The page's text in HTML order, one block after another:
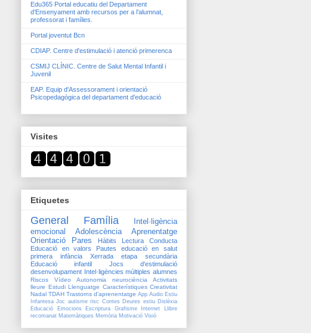
Edu365 Portal educatiu del Departament
d’Ensenyament amb recursos per a l’alumnat,
professorat i famílies.
Portal joventut Bcn
CDIAP. Centre d'estimulació i atenció primerenca
CSMIJ CLÍNIC. Centre de Salut Mental Infantil i
Juvenil
EAP. Equip d'Assessorament i orientació
Psicopedagògica del departament d'educació
Visites
Etiquetes
General Família
Intel·ligència
emocional
Adolescència
Aprenentatge
Orientació
Pares Hàbits Lectura
Conducta
Educació en valors
Pautes
educació en salut
primera infància
Xerrada
etapa secundària
Educació infantil
Jocs d'estimulació
desenvolupament Intel·ligències múltiples alumnes
Riscos Vídeo Autonomia neurociència
Activitats
lleure Estudi Llenguatge Característiques Creativitat
Nadal TDAH Trastorns d'aprenentatge App Audio Estiu
Infantesa Joc autisme risc Contes Deures estiu Dislèxia
Educació
Emocions Escriptura Grafisme Internet
Llibre
recomanat Matemàtiques Memòria Motivació Visió